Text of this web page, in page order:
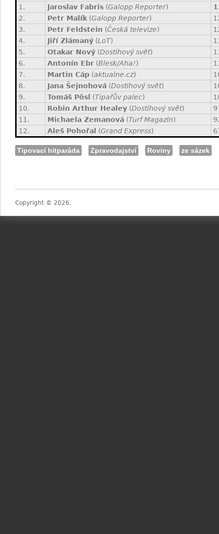
1.
Jaroslav Fabris (Galopp Reporter)
2.
Petr Malík (Galopp Reporter)
3.
Petr Feldstein (Česká televize)
4.
Jiří Zlámaný (LoT)
5.
Otakar Nový (Dostihový svět)
6.
Antonín Ebr (Blesk/Aha!)
7.
Martin Cáp (aktualne.cz)
8.
Jana Šejnohová (Dostihový svět)
9.
Tomáš Pösl (Tipařův palec)
10.
Robin Arthur Healey (Dostihový svět)
11.
Michaela Zemanová (Turf Magazín)
12.
Aleš Pohořal (Grand Express)
Tipovací hitparáda Zpravodajství Roviny ze sázek
Copyright © 2026,